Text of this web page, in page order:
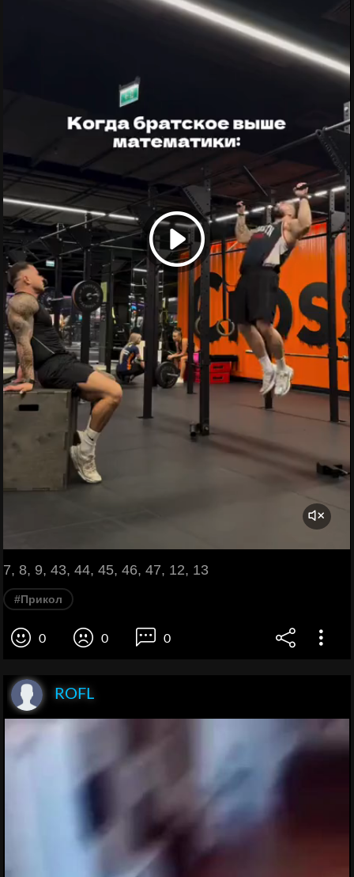
7, 8, 9, 43, 44, 45, 46, 47, 12, 13
#Прикол
0 0 0
ROFL